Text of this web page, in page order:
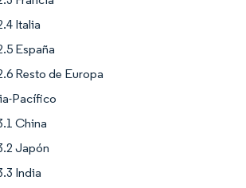
Italia
España
Resto de Europa
Pacífico
China
Japón
India